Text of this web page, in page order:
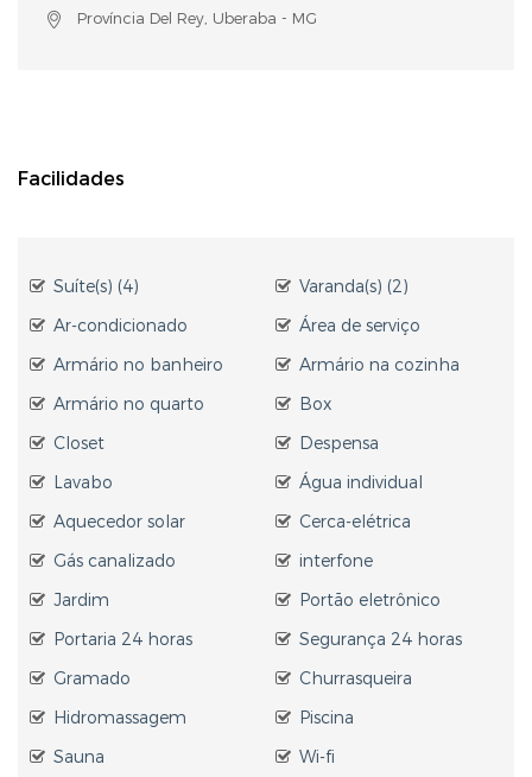
Província Del Rey, Uberaba - MG
Facilidades
Suíte(s) (4)
Varanda(s) (2)
Ar-condicionado
Área de serviço
Armário no banheiro
Armário na cozinha
Armário no quarto
Box
Closet
Despensa
Lavabo
Água individual
Aquecedor solar
Cerca-elétrica
Gás canalizado
interfone
Jardim
Portão eletrônico
Portaria 24 horas
Segurança 24 horas
Gramado
Churrasqueira
Hidromassagem
Piscina
Sauna
Wi-fi